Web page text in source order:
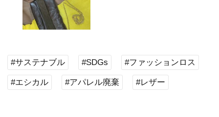
#サステナブル #SDGs #ファッションロス
#エシカル #アパレル廃棄 #レザー